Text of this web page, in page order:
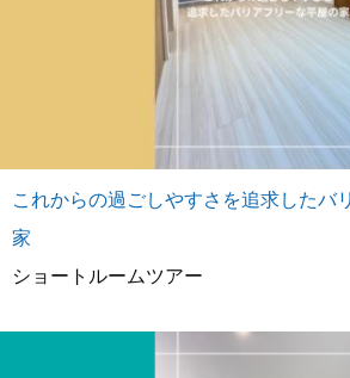
これからの過ごしやすさを追求したバ
家
ショートルームツアー